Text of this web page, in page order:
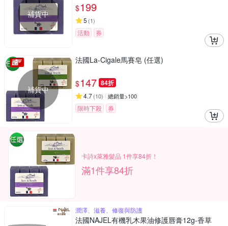
補貨中
$199
5 (1)
活動 券
補貨中
法國La-Cigale馬賽皂 (任選)
$147 84折
4.7(10) 總銷量>100
限時下殺 券
卡詩x萊雅髮品 1件享84折！
滿1件享84折
潤澤、滋養、修復與防護
法國NAJEL有機乳木果油修護唇膏12g-香草